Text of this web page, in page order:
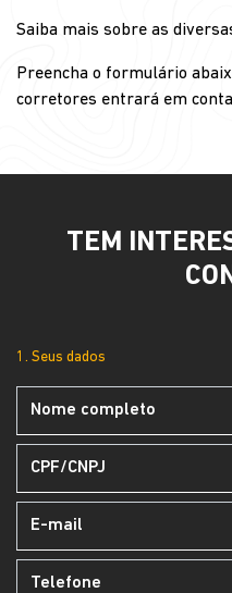
Saiba mais sobre as
Preencha o formulário
corretores entrará em
TEM
1. Seus dados